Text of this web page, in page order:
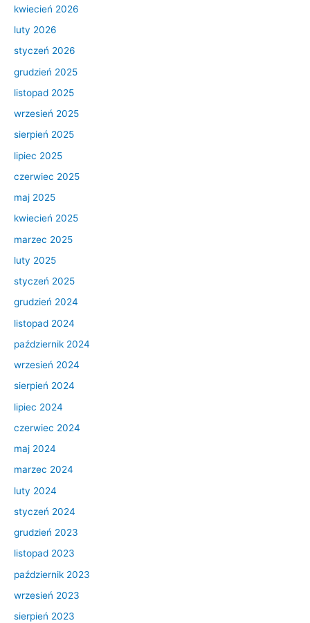
kwiecień 2026
luty 2026
styczeń 2026
grudzień 2025
listopad 2025
wrzesień 2025
sierpień 2025
lipiec 2025
czerwiec 2025
maj 2025
kwiecień 2025
marzec 2025
luty 2025
styczeń 2025
grudzień 2024
listopad 2024
październik 2024
wrzesień 2024
sierpień 2024
lipiec 2024
czerwiec 2024
maj 2024
marzec 2024
luty 2024
styczeń 2024
grudzień 2023
listopad 2023
październik 2023
wrzesień 2023
sierpień 2023